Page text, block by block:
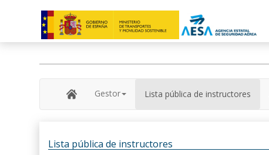
Gestor Lista pública de instructores
Lista pública de instructores